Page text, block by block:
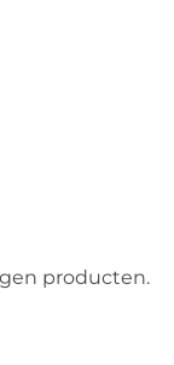
producten.